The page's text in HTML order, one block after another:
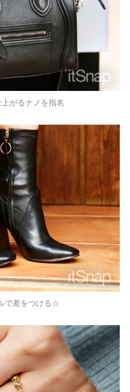
がるナノを指名
で差をつける☆